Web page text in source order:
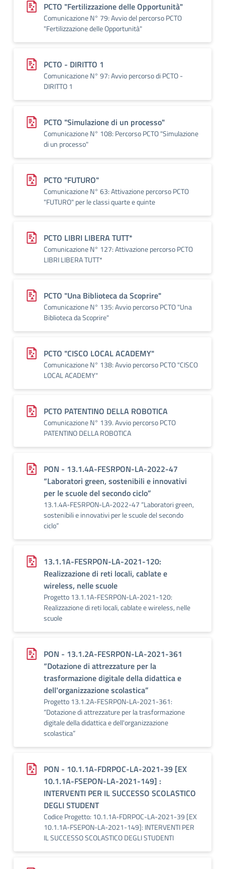
PCTO "Fertilizzazione delle Opportunità"
Comunicazione N° 79: Avvio del percorso PCTO
"Fertilizzazione delle Opportunità"
PCTO - DIRITTO 1
Comunicazione N° 97: Avvio percorso di PCTO -
DIRITTO 1
PCTO "Simulazione di un processo"
Comunicazione N° 108: Percorso PCTO "Simulazione
di un processo"
PCTO "FUTURO"
Comunicazione N° 63: Attivazione percorso PCTO
"FUTURO" per le classi quarte e quinte
PCTO LIBRI LIBERA TUTT*
Comunicazione N° 127: Attivazione percorso PCTO
LIBRI LIBERA TUTT*
PCTO "Una Biblioteca da Scoprire"
Comunicazione N° 135: Avvio percorso PCTO "Una
Biblioteca da Scoprire"
PCTO "CISCO LOCAL ACADEMY"
Comunicazione N° 138: Avvio percorso PCTO "CISCO
LOCAL ACADEMY"
PCTO PATENTINO DELLA ROBOTICA
Comunicazione N° 139. Avvio percorso PCTO
PATENTINO DELLA ROBOTICA
PON - 13.1.4A-FESRPON-LA-2022-47
“Laboratori green, sostenibili e innovativi
per le scuole del secondo ciclo”
13.1.4A-FESRPON-LA-2022-47 “Laboratori green,
sostenibili e innovativi per le scuole del secondo
ciclo”
13.1.1A-FESRPON-LA-2021-120:
Realizzazione di reti locali, cablate e
wireless, nelle scuole
Progetto 13.1.1A-FESRPON-LA-2021-120:
Realizzazione di reti locali, cablate e wireless, nelle
scuole
PON - 13.1.2A-FESRPON-LA-2021-361
“Dotazione di attrezzature per la
trasformazione digitale della didattica e
dell'organizzazione scolastica”
Progetto 13.1.2A-FESRPON-LA-2021-361:
“Dotazione di attrezzature per la trasformazione
digitale della didattica e dell'organizzazione
scolastica”
PON - 10.1.1A-FDRPOC-LA-2021-39 [EX
10.1.1A-FSEPON-LA-2021-149] :
INTERVENTI PER IL SUCCESSO SCOLASTICO
DEGLI STUDENT
Codice Progetto: 10.1.1A-FDRPOC-LA-2021-39 [EX
10.1.1A-FSEPON-LA-2021-149]: INTERVENTI PER
IL SUCCESSO SCOLASTICO DEGLI STUDENTI